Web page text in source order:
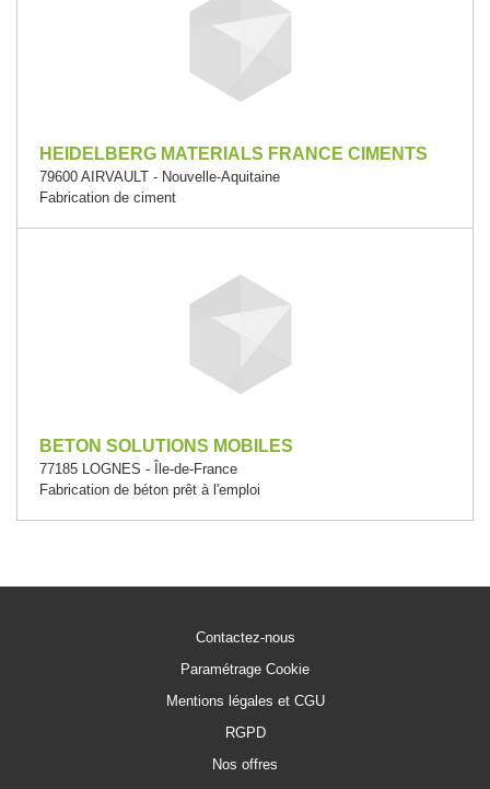
HEIDELBERG MATERIALS FRANCE CIMENTS
79600 AIRVAULT - Nouvelle-Aquitaine
Fabrication de ciment
BETON SOLUTIONS MOBILES
77185 LOGNES - Île-de-France
Fabrication de béton prêt à l'emploi
Contactez-nous
Paramétrage Cookie
Mentions légales et CGU
RGPD
Nos offres